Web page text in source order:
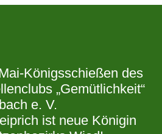
Königsschießen des
„Gemütlichkeit“
e. V.
ist neue Königin